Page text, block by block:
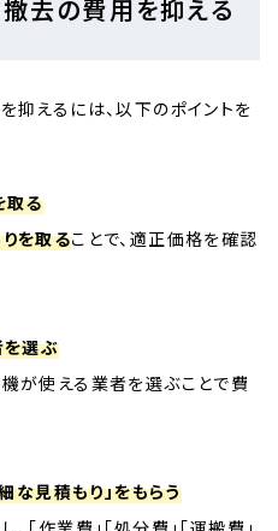
去の費用を抑える
抑えるには、以下のポイントを
取る
を取ることで、適正価格を確認
を選ぶ
が使える業者を選ぶことで費
な見積もり」をもらう